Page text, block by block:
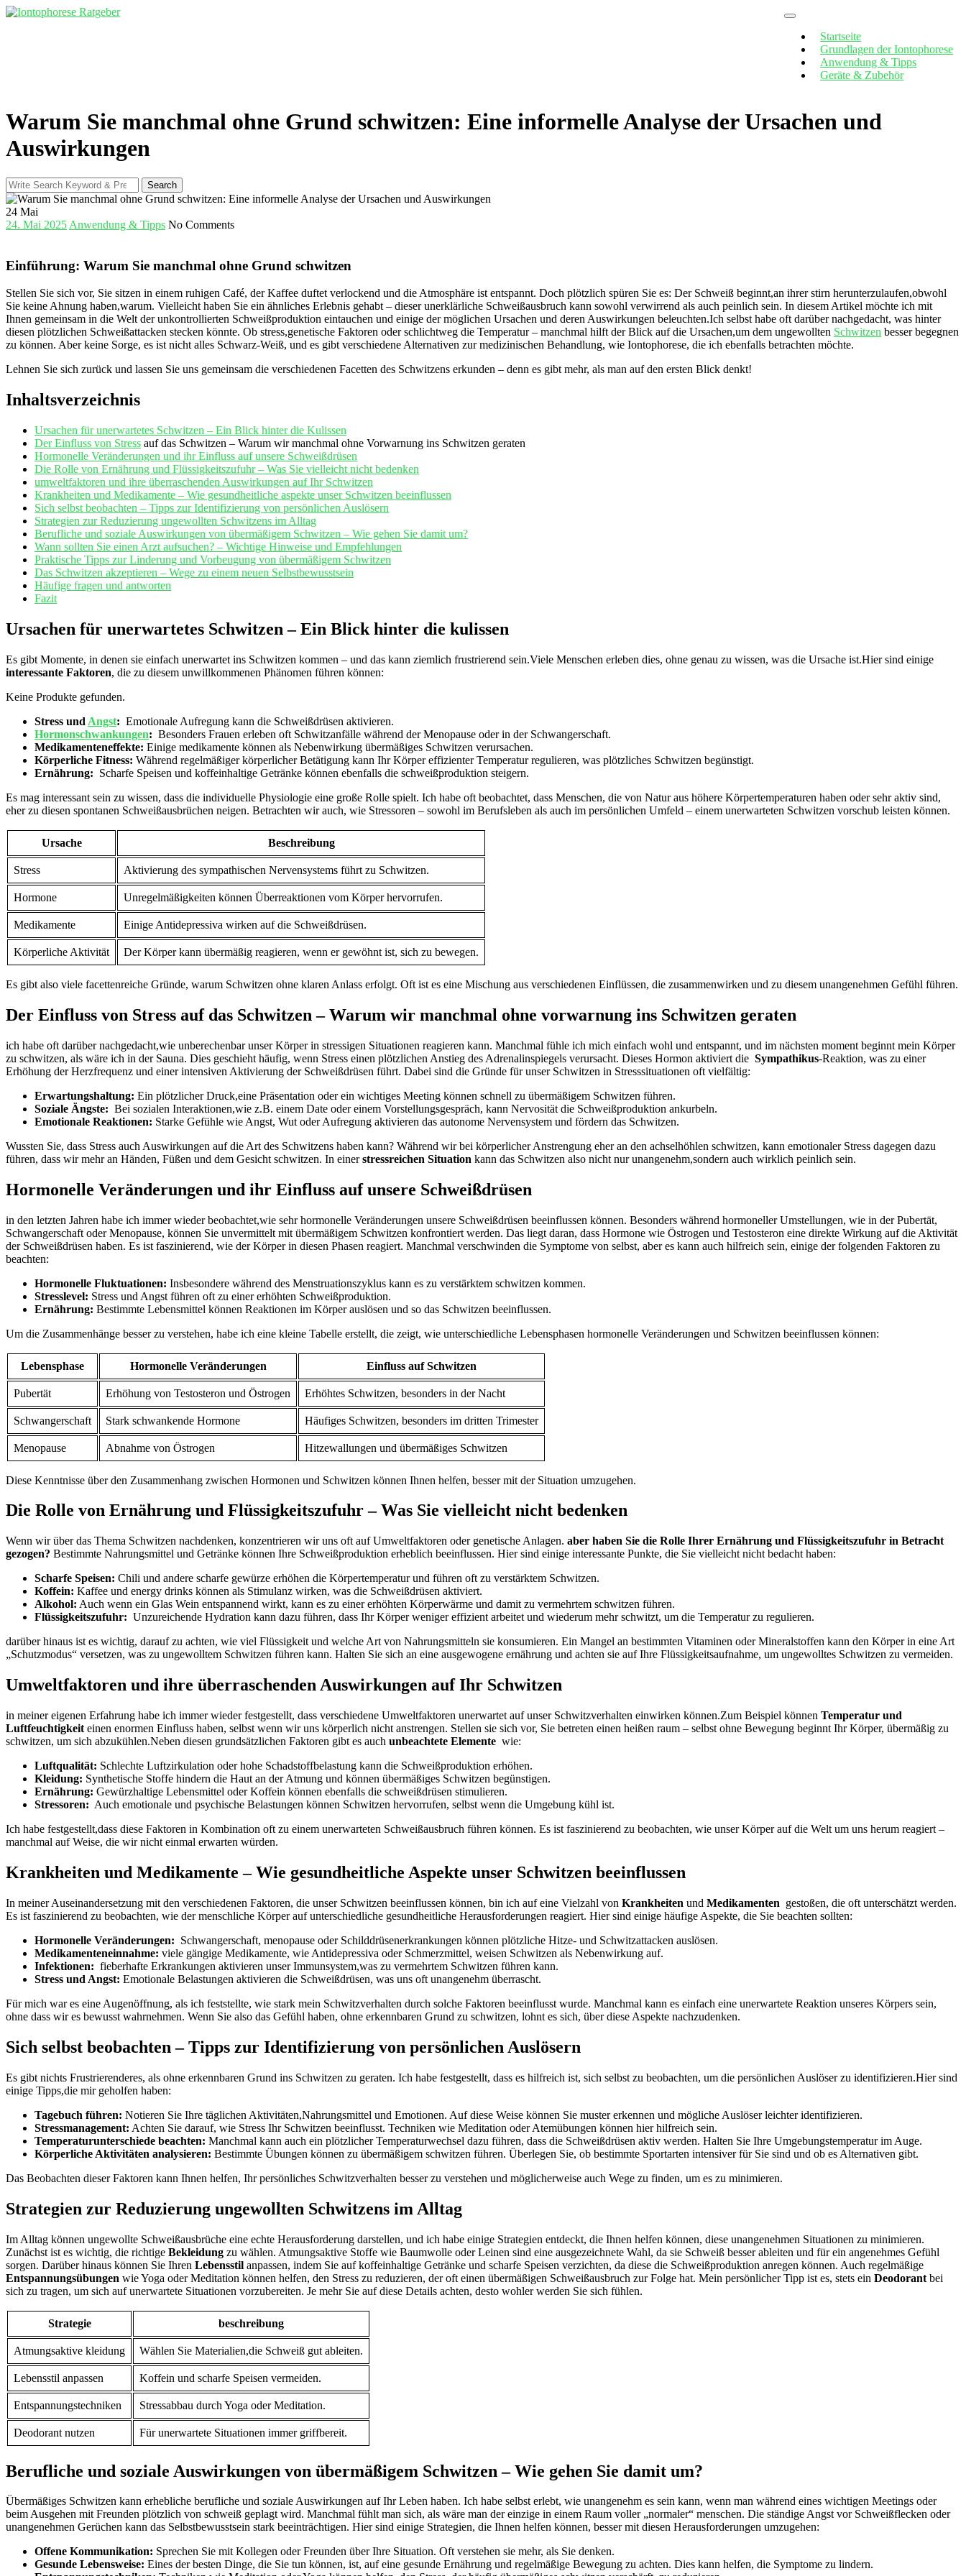
Skip
Startseite
Grundlagen der Iontophorese
Anwendung & Tipps
Geräte & Zubehör
Warum Sie manchmal ohne Grund schwitzen: Eine informelle Analyse der Ursachen und
Auswirkungen
Search
for:
Search
24 Mai
24. Mai 2025 Anwendung & Tipps No Comments
Einführung: Warum Sie manchmal ohne Grund⁤ schwitzen
Stellen Sie sich vor,⁤ Sie ⁢sitzen in einem ruhigen Café, der⁤ Kaffee duftet verlockend und ‍die Atmosphäre ist entspannt. Doch plötzlich spüren Sie es: Der​ Schweiß beginnt,an ihrer stirn herunterzulaufen,obwohl
Sie keine Ahnung haben,warum. Vielleicht⁤ haben⁤ Sie ein ⁢ähnliches Erlebnis gehabt – dieser unerklärliche Schweißausbruch kann sowohl​ verwirrend⁤ als auch peinlich sein. In diesem ⁤Artikel möchte ich mit
Ihnen gemeinsam ⁣in​ die Welt der ⁣unkontrollierten ⁢Schweißproduktion eintauchen und einige‍ der möglichen Ursachen und deren Auswirkungen beleuchten.Ich selbst habe⁢ oft darüber nachgedacht, ⁤was hinter
diesen plötzlichen Schweißattacken stecken könnte.⁢ Ob stress,genetische Faktoren oder schlichtweg die Temperatur – manchmal‌ hilft der‌ Blick auf die Ursachen,um dem‍ ungewollten ⁤ Schwitzen ⁤besser begegnen
zu können. Aber keine ⁤Sorge, es ist nicht ⁢alles Schwarz-Weiß, und es ​gibt verschiedene ​Alternativen zur medizinischen Behandlung, ⁤wie Iontophorese, die ich ebenfalls ⁣betrachten möchte.
Lehnen ​Sie ​sich ​zurück und lassen ⁣Sie uns⁢ gemeinsam‍ die verschiedenen Facetten‍ des Schwitzens erkunden – denn es gibt mehr, als‌ man auf den ersten‌ Blick ⁤denkt!
Inhaltsverzeichnis
Ursachen für ⁢unerwartetes Schwitzen – Ein Blick hinter die Kulissen
Der Einfluss von Stress auf ⁣das⁤ Schwitzen – Warum ‌wir manchmal ohne Vorwarnung‍ ins Schwitzen geraten
Hormonelle Veränderungen und ihr Einfluss ‌auf unsere Schweißdrüsen
Die Rolle‌ von Ernährung​ und Flüssigkeitszufuhr – ⁤Was Sie vielleicht nicht bedenken
umweltfaktoren​ und ihre⁤ überraschenden Auswirkungen‍ auf​ Ihr Schwitzen
Krankheiten und⁢ Medikamente ⁣– Wie gesundheitliche ​aspekte unser​ Schwitzen beeinflussen
Sich selbst beobachten – Tipps zur Identifizierung von persönlichen Auslösern
Strategien zur Reduzierung ungewollten Schwitzens im Alltag
Berufliche und ⁣soziale Auswirkungen von⁢ übermäßigem⁤ Schwitzen –⁤ Wie gehen Sie damit um?
Wann sollten Sie einen Arzt aufsuchen? – Wichtige Hinweise⁤ und Empfehlungen
Praktische Tipps zur Linderung und ‍Vorbeugung von übermäßigem Schwitzen
Das Schwitzen akzeptieren – Wege ‌zu einem neuen Selbstbewusstsein
Häufige fragen und antworten
Fazit
Ursachen‍ für unerwartetes Schwitzen ⁢– ‌Ein Blick hinter die kulissen
Es gibt Momente, in⁤ denen‌ sie einfach unerwartet⁢ ins Schwitzen kommen – und das kann ziemlich frustrierend sein.Viele Menschen erleben dies,⁢ ohne genau zu wissen, was die Ursache ist.Hier sind einige ‌
interessante Faktoren, die zu ​diesem ⁢unwillkommenen Phänomen führen können:
Keine Produkte gefunden.
Stress und Angst: ‍ Emotionale Aufregung⁣ kann die Schweißdrüsen aktivieren.
Hormonschwankungen: ⁣ Besonders Frauen erleben oft Schwitzanfälle während ⁣der Menopause​ oder in der​ Schwangerschaft.
Medikamenteneffekte: Einige medikamente können als Nebenwirkung ⁢übermäßiges ⁣Schwitzen verursachen.
Körperliche Fitness: Während regelmäßiger körperlicher Betätigung ⁢kann Ihr Körper effizienter Temperatur regulieren, was plötzliches ⁢Schwitzen begünstigt.
Ernährung: ⁤ Scharfe Speisen und koffeinhaltige Getränke können ebenfalls⁣ die⁤ schweißproduktion steigern.
Es mag ‌interessant sein zu wissen, dass die ⁢individuelle Physiologie ​eine große Rolle spielt. Ich habe oft beobachtet, dass Menschen, die von Natur aus höhere Körpertemperaturen haben oder⁢ sehr aktiv sind,
eher ⁣zu diesen spontanen Schweißausbrüchen neigen. ‌Betrachten wir auch,​ wie Stressoren – sowohl im Berufsleben als auch‍ im ‍persönlichen ⁤Umfeld –⁤ einem unerwarteten Schwitzen vorschub leisten können.
Ursache Beschreibung
Stress Aktivierung des sympathischen Nervensystems führt zu ⁣Schwitzen.
Hormone Unregelmäßigkeiten⁣ können ⁤Überreaktionen vom Körper hervorrufen.
Medikamente Einige Antidepressiva wirken auf die Schweißdrüsen.
Körperliche Aktivität Der Körper kann übermäßig ​reagieren, wenn ⁤er gewöhnt ist, sich zu bewegen.
Es ‌gibt also viele facettenreiche Gründe, warum Schwitzen⁤ ohne klaren⁣ Anlass erfolgt. Oft ist es eine ⁢Mischung aus⁢ verschiedenen Einflüssen, die zusammenwirken und⁣ zu⁤ diesem ‍unangenehmen ⁣Gefühl ‍führen.
Der Einfluss von​ Stress auf das Schwitzen – Warum wir manchmal ohne vorwarnung ins Schwitzen geraten
ich habe oft darüber ‌nachgedacht,wie unberechenbar unser ⁤Körper in stressigen Situationen reagieren kann. Manchmal fühle ich ⁤mich einfach wohl und⁣ entspannt,⁣ und im nächsten‍ moment beginnt mein Körper
zu⁢ schwitzen, ​als⁣ wäre ich in‌ der Sauna. ⁣Dies geschieht ‍häufig, wenn ⁤Stress einen plötzlichen Anstieg des Adrenalinspiegels‌ verursacht. ‌Dieses⁢ Hormon aktiviert die ⁣ Sympathikus-Reaktion, was zu einer
Erhöhung⁢ der ​Herzfrequenz und einer intensiven ‌Aktivierung der‍ Schweißdrüsen führt. Dabei sind die Gründe für ⁢unser‍ Schwitzen in Stresssituationen oft ⁣vielfältig:
Erwartungshaltung: Ein ‍plötzlicher Druck,eine Präsentation oder ein ‍wichtiges Meeting können ⁣schnell zu übermäßigem Schwitzen führen.
Soziale Ängste: ⁢ Bei sozialen Interaktionen,wie ⁤z.B. einem Date‌ oder einem Vorstellungsgespräch, kann​ Nervosität​ die Schweißproduktion ankurbeln.
Emotionale Reaktionen: Starke Gefühle wie Angst, ‌Wut oder ‍Aufregung ⁣aktivieren das autonome Nervensystem und fördern das ⁤Schwitzen.
Wussten ‍Sie, dass Stress‍ auch​ Auswirkungen auf die Art des Schwitzens haben kann? Während​ wir bei körperlicher Anstrengung eher an‌ den‍ achselhöhlen‌ schwitzen, kann⁣ emotionaler Stress dagegen dazu
führen, dass wir mehr an Händen, Füßen und dem Gesicht schwitzen. In ⁢einer⁣stressreichen Situation kann ‌das Schwitzen also nicht nur unangenehm,sondern auch wirklich peinlich sein.
Hormonelle Veränderungen ⁣und ⁣ihr Einfluss ‍auf unsere Schweißdrüsen
in​ den letzten⁤ Jahren ‍habe ⁤ich immer ​wieder beobachtet,wie sehr hormonelle Veränderungen ​unsere Schweißdrüsen beeinflussen können. ⁣Besonders während hormoneller Umstellungen,⁢ wie in der Pubertät,
Schwangerschaft oder Menopause, können Sie unvermittelt mit übermäßigem Schwitzen konfrontiert werden. Das‍ liegt daran,‌ dass Hormone wie Östrogen und Testosteron eine direkte Wirkung auf die Aktivität
der Schweißdrüsen‌ haben. Es ist faszinierend, wie der Körper in​ diesen Phasen reagiert. Manchmal‌ verschwinden die Symptome von selbst, aber es kann auch hilfreich⁤ sein, einige der​ folgenden Faktoren zu
beachten:
Hormonelle ⁢Fluktuationen: Insbesondere ⁣während des ⁣Menstruationszyklus kann es‌ zu‍ verstärktem schwitzen kommen.
Stresslevel: ⁤Stress und Angst führen oft zu einer⁤ erhöhten Schweißproduktion.
Ernährung: Bestimmte Lebensmittel⁤ können Reaktionen im Körper auslösen und so das Schwitzen beeinflussen.
Um ⁣die⁢ Zusammenhänge ⁣besser zu verstehen, habe⁢ ich eine kleine Tabelle erstellt, die zeigt, wie unterschiedliche Lebensphasen hormonelle Veränderungen und Schwitzen​ beeinflussen können:
Lebensphase Hormonelle Veränderungen Einfluss auf ⁣Schwitzen
Pubertät Erhöhung von Testosteron und Östrogen Erhöhtes‌ Schwitzen, ⁣besonders ⁢in der Nacht
Schwangerschaft Stark ⁣schwankende Hormone Häufiges ‍Schwitzen, besonders ⁢im dritten Trimester
Menopause Abnahme von Östrogen Hitzewallungen und übermäßiges Schwitzen
Diese Kenntnisse⁤ über den Zusammenhang ‌zwischen Hormonen und Schwitzen können Ihnen ‌helfen, besser mit der Situation ⁢umzugehen.
Die ⁢Rolle ‌von Ernährung und Flüssigkeitszufuhr – Was Sie vielleicht nicht bedenken
Wenn wir über das Thema ‌Schwitzen nachdenken, konzentrieren wir uns‍ oft ​auf ⁢Umweltfaktoren oder genetische Anlagen. aber ​haben ⁢Sie die Rolle Ihrer ​Ernährung⁣ und Flüssigkeitszufuhr in ⁤Betracht
gezogen? Bestimmte Nahrungsmittel und Getränke können Ihre Schweißproduktion erheblich beeinflussen.⁤ Hier sind⁣ einige interessante Punkte, die⁢ Sie vielleicht⁣ nicht bedacht haben:
Scharfe Speisen: Chili und andere ⁢scharfe‌ gewürze⁤ erhöhen ⁣die ⁢Körpertemperatur und führen oft​ zu verstärktem Schwitzen.
Koffein: Kaffee und ​energy‌ drinks ⁢können⁤ als Stimulanz wirken, was die Schweißdrüsen aktiviert.
Alkohol: Auch⁢ wenn ein Glas Wein entspannend wirkt, kann⁤ es zu einer‍ erhöhten ⁢Körperwärme und damit zu⁢ vermehrtem ⁣schwitzen führen.
Flüssigkeitszufuhr: ⁤ Unzureichende Hydration kann dazu‌ führen, dass Ihr Körper weniger effizient⁤ arbeitet und ⁣wiederum mehr schwitzt, um ⁤die Temperatur zu regulieren.
darüber hinaus ist es wichtig, darauf zu⁣ achten, wie viel Flüssigkeit und​ welche Art von Nahrungsmitteln sie konsumieren. Ein ‍Mangel an bestimmten ​Vitaminen⁤ oder Mineralstoffen kann ⁢den Körper in eine⁣ Art
„Schutzmodus“ versetzen, was zu ⁣ungewolltem Schwitzen führen kann. Halten Sie⁢ sich an eine ausgewogene ernährung ​und achten⁢ sie ‍auf Ihre⁣ Flüssigkeitsaufnahme, um ungewolltes Schwitzen zu vermeiden.
Umweltfaktoren und ihre überraschenden ⁤Auswirkungen auf Ihr Schwitzen
in meiner ​eigenen Erfahrung habe ich ⁣immer⁢ wieder festgestellt,​ dass verschiedene Umweltfaktoren unerwartet auf unser Schwitzverhalten ‌einwirken​ können.Zum Beispiel können Temperatur und
⁣Luftfeuchtigkeit einen ⁣enormen Einfluss‌ haben, selbst wenn⁤ wir uns körperlich nicht anstrengen. ​Stellen sie sich ⁤vor, Sie betreten‍ einen heißen raum – selbst ohne Bewegung beginnt Ihr⁢ Körper, übermäßig zu
schwitzen, um⁤ sich ‍abzukühlen.Neben⁤ diesen ⁤grundsätzlichen​ Faktoren gibt es⁣ auch unbeachtete Elemente ​ wie:
Luftqualität: Schlechte‌ Luftzirkulation oder ​hohe Schadstoffbelastung kann die Schweißproduktion erhöhen.
Kleidung: Synthetische Stoffe hindern die Haut an der‌ Atmung und können übermäßiges​ Schwitzen ‍begünstigen.
Ernährung: Gewürzhaltige Lebensmittel​ oder​ Koffein können ebenfalls die schweißdrüsen stimulieren.
Stressoren: ⁤ Auch emotionale und psychische Belastungen können Schwitzen hervorrufen, selbst wenn die Umgebung kühl ⁢ist.
Ich⁢ habe festgestellt,dass diese Faktoren in Kombination‌ oft zu einem unerwarteten Schweißausbruch führen⁢ können.​ Es ist​ faszinierend⁢ zu ⁣beobachten, wie⁣ unser Körper auf die⁤ Welt ⁢um uns herum reagiert⁢ –
manchmal auf Weise, ‍die wir nicht einmal erwarten würden.
Krankheiten und Medikamente – Wie‌ gesundheitliche⁤ Aspekte unser Schwitzen​ beeinflussen
In ‌meiner Auseinandersetzung⁢ mit den verschiedenen Faktoren,⁢ die unser Schwitzen beeinflussen können, bin‍ ich auf eine Vielzahl von‍ Krankheiten und Medikamenten ‍ gestoßen, die ‌oft⁢ unterschätzt⁢ werden.
Es⁣ ist faszinierend‍ zu beobachten, wie der menschliche​ Körper auf unterschiedliche gesundheitliche Herausforderungen reagiert. Hier sind⁤ einige ‌häufige Aspekte, die Sie beachten sollten:
Hormonelle Veränderungen: ⁣ Schwangerschaft, menopause oder ⁤Schilddrüsenerkrankungen können plötzliche Hitze- und Schwitzattacken auslösen.
Medikamenteneinnahme: viele gängige ‌Medikamente, ‌wie Antidepressiva oder Schmerzmittel, weisen Schwitzen als⁢ Nebenwirkung⁤ auf.
Infektionen: ⁢ fieberhafte Erkrankungen aktivieren ⁣unser Immunsystem,was ‍zu vermehrtem Schwitzen führen ⁢kann.
Stress und Angst: Emotionale Belastungen​ aktivieren die Schweißdrüsen, was uns oft unangenehm ‍überrascht.
Für mich war es eine Augenöffnung,⁤ als ich feststellte, wie ⁢stark⁣ mein Schwitzverhalten⁣ durch solche ⁣Faktoren beeinflusst wurde.​ Manchmal kann‌ es einfach eine unerwartete Reaktion ⁤unseres‌ Körpers sein,​
ohne dass wir ⁢es bewusst wahrnehmen. Wenn Sie also das Gefühl haben, ⁢ohne erkennbaren Grund zu schwitzen, lohnt ⁤es sich, ⁣über‍ diese Aspekte nachzudenken.
Sich ⁢selbst beobachten – Tipps zur Identifizierung​ von persönlichen ⁣Auslösern
Es gibt nichts Frustrierenderes, als ‍ohne erkennbaren Grund ins Schwitzen zu geraten. Ich habe festgestellt, dass es⁢ hilfreich​ ist, sich selbst zu beobachten, um die persönlichen Auslöser zu⁤ identifizieren.Hier⁣ sind
einige Tipps,die mir geholfen haben:
Tagebuch führen: Notieren Sie Ihre täglichen Aktivitäten,Nahrungsmittel und Emotionen. Auf diese Weise können Sie muster erkennen und ⁣mögliche Auslöser leichter ⁢identifizieren.
Stressmanagement: Achten Sie darauf, wie Stress Ihr Schwitzen beeinflusst. Techniken wie ​Meditation oder ‍Atemübungen ​können hier hilfreich sein.
Temperaturunterschiede⁢ beachten: ‌Manchmal ⁣kann auch‍ ein plötzlicher Temperaturwechsel dazu⁣ führen, dass‌ die Schweißdrüsen aktiv ⁣werden. Halten​ Sie ⁢Ihre Umgebungstemperatur im Auge.
Körperliche Aktivitäten ​analysieren: ‍Bestimmte Übungen können zu übermäßigem schwitzen führen. ⁤Überlegen Sie, ob bestimmte Sportarten intensiver für Sie sind und ob es Alternativen ‍gibt.
Das Beobachten dieser Faktoren kann Ihnen helfen, Ihr persönliches Schwitzverhalten besser zu verstehen und möglicherweise auch‌ Wege zu ‍finden, um es zu ‌minimieren.
Strategien zur⁢ Reduzierung ungewollten Schwitzens im Alltag
Im Alltag können ungewollte Schweißausbrüche eine echte Herausforderung darstellen, und ich ​habe einige ‌Strategien ‌entdeckt, ​die Ihnen helfen können, diese unangenehmen Situationen zu minimieren.
Zunächst ist es wichtig, die richtige Bekleidung zu ‌wählen. Atmungsaktive Stoffe‌ wie Baumwolle⁢ oder Leinen sind ‌eine ausgezeichnete Wahl, da sie ⁣Schweiß besser ableiten​ und für ein‌ angenehmes Gefühl⁣
sorgen. Darüber hinaus ‍können Sie Ihren Lebensstil anpassen,⁣ indem Sie auf⁢ koffeinhaltige ⁢Getränke und scharfe Speisen verzichten, da diese die Schweißproduktion anregen können. Auch regelmäßige ⁣
Entspannungsübungen wie Yoga ‍oder Meditation können ⁤helfen, den Stress ​zu‍ reduzieren, der oft einen übermäßigen Schweißausbruch zur⁢ Folge hat. Mein persönlicher Tipp ist es,⁢ stets ein Deodorant bei​
sich zu tragen, um sich auf unerwartete ‍Situationen vorzubereiten. Je mehr Sie auf‍ diese Details achten,⁢ desto wohler werden Sie sich fühlen.
Strategie beschreibung
Atmungsaktive ‌kleidung Wählen Sie Materialien,die Schweiß ⁢gut ableiten.
Lebensstil anpassen Koffein und ⁢scharfe Speisen ⁤vermeiden.
Entspannungstechniken Stressabbau durch Yoga oder Meditation.
Deodorant nutzen Für unerwartete‍ Situationen immer griffbereit.
Berufliche und soziale Auswirkungen ⁢von übermäßigem‌ Schwitzen ‍– Wie ⁤gehen Sie⁣ damit um?
Übermäßiges ‍Schwitzen⁤ kann erhebliche⁤ berufliche ⁣und soziale ‌Auswirkungen‌ auf Ihr‍ Leben haben. Ich habe selbst​ erlebt,⁣ wie ‍unangenehm es sein kann, wenn⁤ man während eines wichtigen⁣ Meetings ⁢oder
beim Ausgehen mit ​Freunden plötzlich von ‌schweiß geplagt wird. Manchmal⁣ fühlt man⁣ sich, als wäre man der⁢ einzige ​in einem Raum voller „normaler“ menschen.⁢ Die ständige​ Angst ⁤vor Schweißflecken oder⁣
unangenehmen Gerüchen kann das Selbstbewusstsein stark beeinträchtigen. Hier sind ‌einige Strategien, ⁣die Ihnen helfen können, besser mit diesen Herausforderungen ⁤umzugehen:
Offene Kommunikation: Sprechen Sie mit Kollegen oder Freunden über Ihre Situation. Oft‌ verstehen sie ⁢mehr,​ als Sie denken.
Gesunde‍ Lebensweise: Eines der besten Dinge, die Sie tun können, ist, auf eine gesunde Ernährung und ‍regelmäßige Bewegung zu achten. Dies kann helfen, ⁣die Symptome zu lindern.